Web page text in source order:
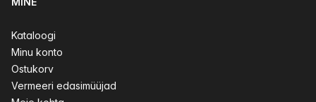
Kataloogi
Minu konto
Ostukorv
Vermeeri edasimüüjad